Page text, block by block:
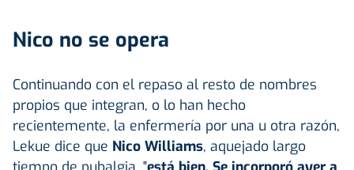
Nico no se opera
Continuando con el repaso al resto de nombres
propios que integran, o lo han hecho
recientemente, la enfermería por una u otra razón,
Lekue dice que Nico Williams, aquejado largo